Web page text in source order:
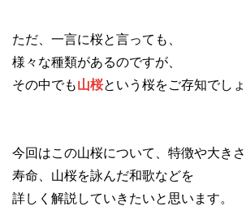
ただ、一言に桜と言っても、
様々な種類があるのですが、
その中でも山桜という桜をご存知でしょ
今回はこの山桜について、特徴や大きさ
寿命、山桜を詠んだ和歌などを
詳しく解説していきたいと思います。